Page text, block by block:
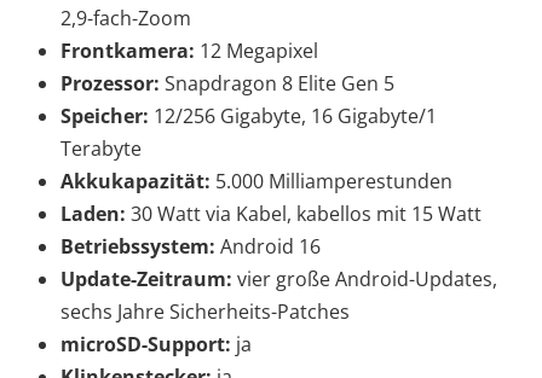
2,9-fach-Zoom
Frontkamera: 12 Megapixel
Prozessor: Snapdragon 8 Elite Gen 5
Speicher: 12/256 Gigabyte, 16 Gigabyte/1
Terabyte
Akkukapazität: 5.000 Milliamperestunden
Laden: 30 Watt via Kabel, kabellos mit 15 Watt
Betriebssystem: Android 16
Update-Zeitraum: vier große Android-Updates,
sechs Jahre Sicherheits-Patches
microSD-Support: ja